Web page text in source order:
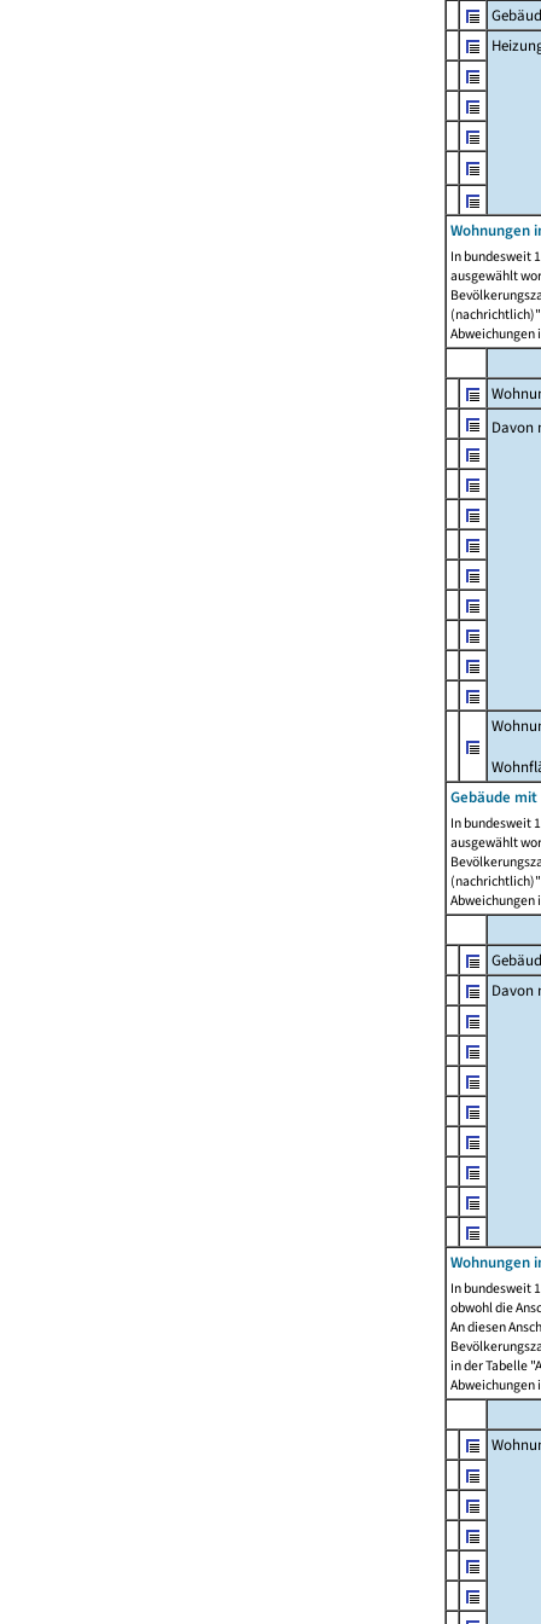
Wohnungen
In bundesweit
ausgewählt
Abweichungen
Davon
Gebäude
In bundesweit
ausgewählt
Abweichungen
Davon
Wohnungen
In bundesweit
obwohl die
An diesen
in der Tabelle
Abweichungen